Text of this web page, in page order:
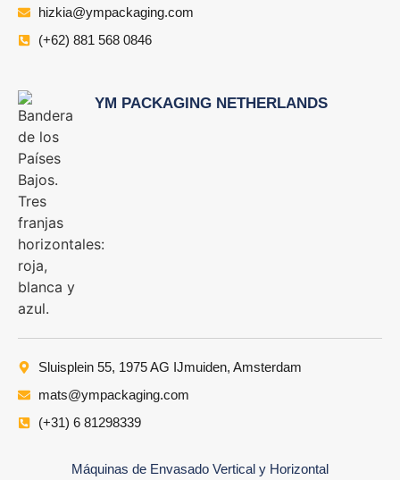
hizkia@ympackaging.com
(+62) 881 568 0846
YM PACKAGING NETHERLANDS
Sluisplein 55, 1975 AG IJmuiden, Amsterdam
mats@ympackaging.com
(+31) 6 81298339
Máquinas de Envasado Vertical y Horizontal